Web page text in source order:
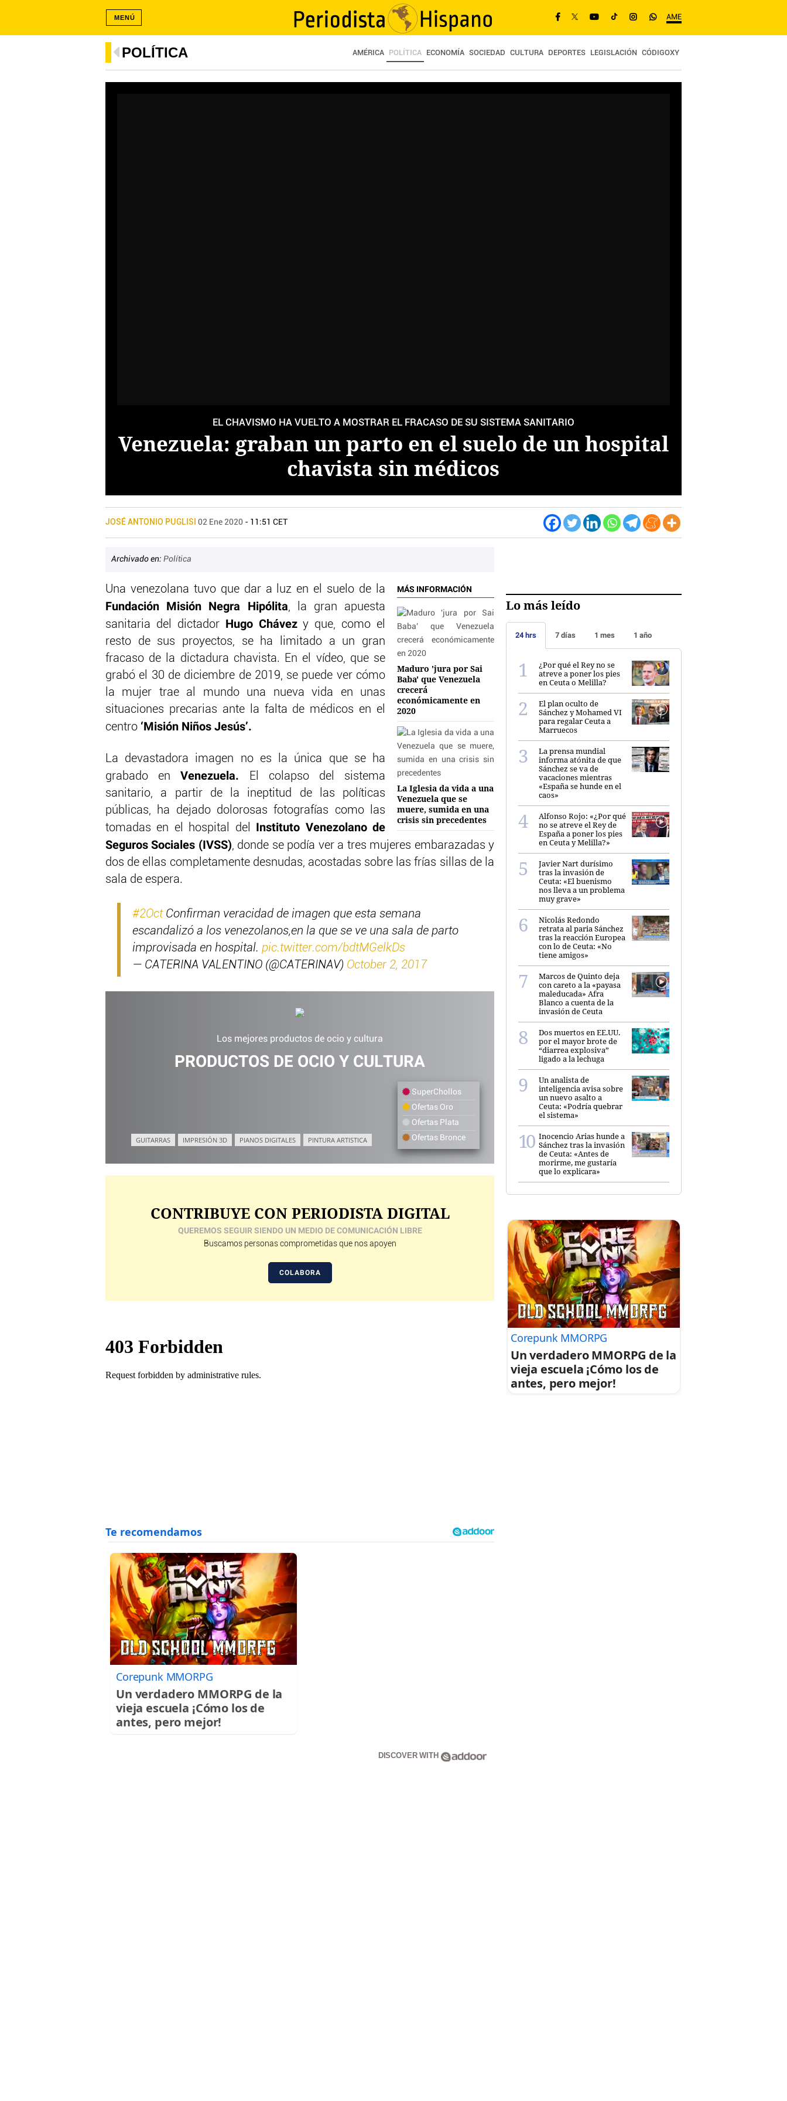
AME
MENÚ
POLÍTICA AMÉRICA POLÍTICA ECONOMÍA SOCIEDAD CULTURA DEPORTES LEGISLACIÓN CÓDIGOXY
EL CHAVISMO HA VUELTO A MOSTRAR EL FRACASO DE SU SISTEMA SANITARIO
Venezuela: graban un parto en el suelo de un hospital
chavista sin médicos
JOSÉ ANTONIO PUGLISI 02 Ene 2020 - 11:51 CET
Archivado en: Política
MÁS INFORMACIÓN
Maduro 'jura por Sai
Baba' que Venezuela
crecerá
económicamente en
2020
La Iglesia da vida a una
Venezuela que se
muere, sumida en una
crisis sin precedentes
Una venezolana tuvo que dar a luz en el suelo de la
Fundación Misión Negra Hipólita , la gran apuesta
sanitaria del dictador Hugo Chávezy que, como el
resto de sus proyectos, se ha limitado a un gran
fracaso de la dictadura chavista. En el vídeo, que se
grabó el 30 de diciembre de 2019, se puede ver cómo
la mujer trae al mundo una nueva vida en unas
situaciones precarias ante la falta de médicos en el
centro ‘Misión Niños Jesús’.
La devastadora imagen no es la única que se ha
grabado enVenezuela. El colapso del sistema
sanitario, a partir de la ineptitud de las políticas
públicas, ha dejado dolorosas fotografías como las
tomadas en el hospital del Instituto Venezolano de
Seguros Sociales (IVSS) , donde se podía ver a tres mujeres embarazadas y
dos de ellas completamente desnudas, acostadas sobre las frías sillas de la
sala de espera.
#2OctConfirman veracidad de imagen que esta semana
escandalizó a los venezolanos,en la que se ve una sala de parto
improvisada en hospital. pic.twitter.com/bdtMGelkDs
— CATERINA VALENTINO (@CATERINAV) October 2, 2017
Los mejores productos de ocio y cultura
PRODUCTOS DE OCIO Y CULTURA
GUITARRAS IMPRESIÓN 3D PIANOS DIGITALES PINTURA ARTISTICA
SuperChollos
Ofertas Oro
Ofertas Plata
Ofertas Bronce
CONTRIBUYE CON PERIODISTA DIGITAL
QUEREMOS SEGUIR SIENDO UN MEDIO DE COMUNICACIÓN LIBRE
Buscamos personas comprometidas que nos apoyen
COLABORA
Corepunk MMORPG
Un verdadero MMORPG de la
vieja escuela ¡Cómo los de
antes, pero mejor!
DISCOVER WITH
Lo más leído
24 hrs 7 días 1 mes 1 año
¿Por qué el Rey no se
atreve a poner los pies
en Ceuta o Melilla?
El plan oculto de
Sánchez y Mohamed VI
para regalar Ceuta a
Marruecos
La prensa mundial
informa atónita de que
Sánchez se va de
vacaciones mientras
«España se hunde en el
caos»
Alfonso Rojo: «¿Por qué
no se atreve el Rey de
España a poner los pies
en Ceuta y Melilla?»
Javier Nart durísimo
tras la invasión de
Ceuta: «El buenismo
nos lleva a un problema
muy grave»
Nicolás Redondo
retrata al paria Sánchez
tras la reacción Europea
con lo de Ceuta: «No
tiene amigos»
Marcos de Quinto deja
con careto a la «payasa
maleducada» Afra
Blanco a cuenta de la
invasión de Ceuta
Dos muertos en EE.UU.
por el mayor brote de
“diarrea explosiva”
ligado a la lechuga
Un analista de
inteligencia avisa sobre
un nuevo asalto a
Ceuta: «Podría quebrar
el sistema»
Inocencio Arias hunde a
Sánchez tras la invasión
de Ceuta: «Antes de
morirme, me gustaría
que lo explicara»
Corepunk MMORPG
Un verdadero MMORPG de la
vieja escuela ¡Cómo los de
antes, pero mejor!